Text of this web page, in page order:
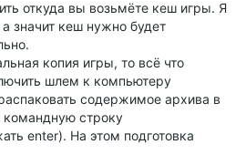
откуда вы возьмёте кеш игры. Я
значит кеш нужно будет
копия игры, то всё что
шлем к компьютеру
содержимое архива в
строку
enter). На этом подготовка